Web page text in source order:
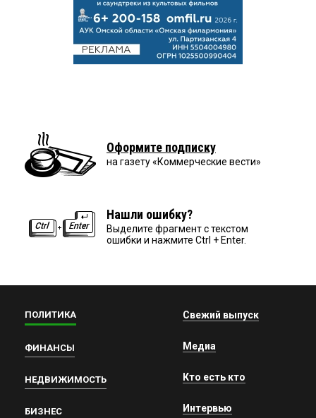
Оформите подписку
на газету «Коммерческие вести»
Нашли ошибку?
Выделите фрагмент с текстом
ошибки и нажмите Ctrl + Enter.
ПОЛИТИКА
ФИНАНСЫ
НЕДВИЖИМОСТЬ
БИЗНЕС
Свежий выпуск
Медиа
Кто есть кто
Интервью